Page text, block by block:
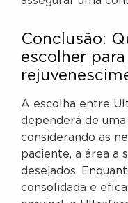
Conclusão:
escolher para
A escolha entre
dependerá de uma
considerando as
paciente, a área a
desejados.
consolidada e